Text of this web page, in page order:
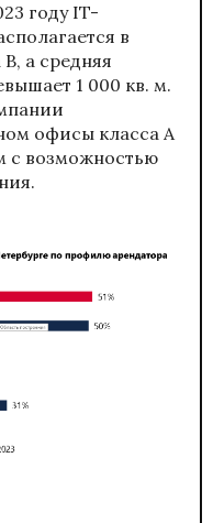
году IT-
в
а средняя
1 000 кв. м.
офисы класса А
с возможностью